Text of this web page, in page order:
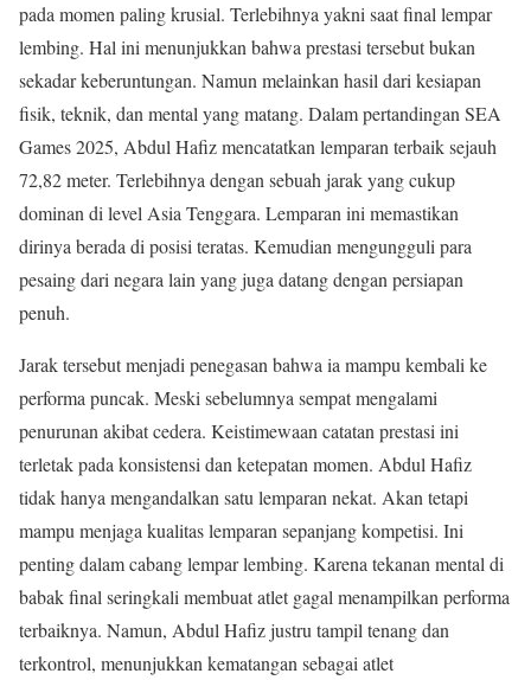
pada momen paling krusial. Terlebihnya yakni saat final lempar
lembing. Hal ini menunjukkan bahwa prestasi tersebut bukan
sekadar keberuntungan. Namun melainkan hasil dari kesiapan
fisik, teknik, dan mental yang matang. Dalam pertandingan SEA
Games 2025, Abdul Hafiz mencatatkan lemparan terbaik sejauh
72,82 meter. Terlebihnya dengan sebuah jarak yang cukup
dominan di level Asia Tenggara. Lemparan ini memastikan
dirinya berada di posisi teratas. Kemudian mengungguli para
pesaing dari negara lain yang juga datang dengan persiapan
penuh.
Jarak tersebut menjadi penegasan bahwa ia mampu kembali ke
performa puncak. Meski sebelumnya sempat mengalami
penurunan akibat cedera. Keistimewaan catatan prestasi ini
terletak pada konsistensi dan ketepatan momen. Abdul Hafiz
tidak hanya mengandalkan satu lemparan nekat. Akan tetapi
mampu menjaga kualitas lemparan sepanjang kompetisi. Ini
penting dalam cabang lempar lembing. Karena tekanan mental di
babak final seringkali membuat atlet gagal menampilkan performa
terbaiknya. Namun, Abdul Hafiz justru tampil tenang dan
terkontrol, menunjukkan kematangan sebagai atlet